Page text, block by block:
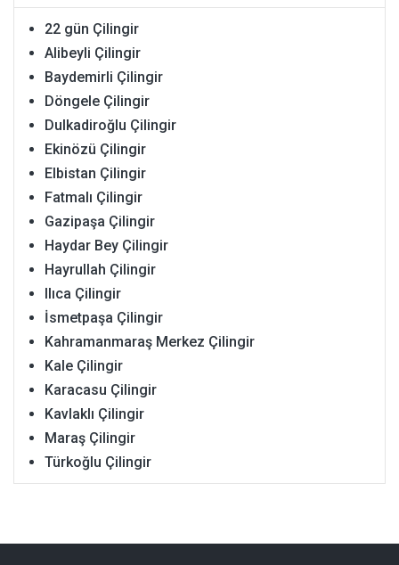
22 gün Çilingir
Alibeyli Çilingir
Baydemirli Çilingir
Döngele Çilingir
Dulkadiroğlu Çilingir
Ekinözü Çilingir
Elbistan Çilingir
Fatmalı Çilingir
Gazipaşa Çilingir
Haydar Bey Çilingir
Hayrullah Çilingir
Ilıca Çilingir
İsmetpaşa Çilingir
Kahramanmaraş Merkez Çilingir
Kale Çilingir
Karacasu Çilingir
Kavlaklı Çilingir
Maraş Çilingir
Türkoğlu Çilingir